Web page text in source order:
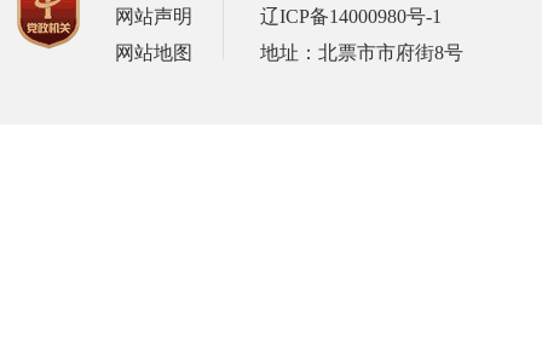
网站声明
网站地图
辽ICP备14000980号-1
地址：北票市市府街8号